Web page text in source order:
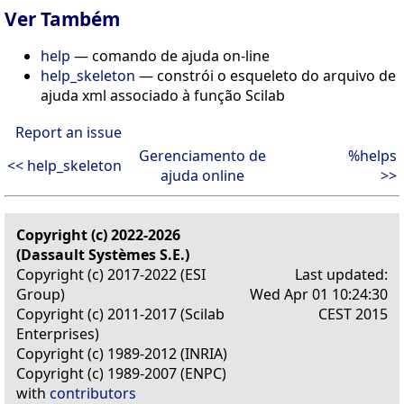
Ver Também
help — comando de ajuda on-line
help_skeleton — constrói o esqueleto do arquivo de
ajuda xml associado à função Scilab
Report an issue
<< help_skeleton
Gerenciamento de
ajuda online
%helps
>>
Copyright (c) 2022-2026
(Dassault Systèmes S.E.)
Copyright (c) 2017-2022 (ESI
Group)
Copyright (c) 2011-2017 (Scilab
Enterprises)
Copyright (c) 1989-2012 (INRIA)
Copyright (c) 1989-2007 (ENPC)
with contributors
Last updated:
Wed Apr 01 10:24:30
CEST 2015